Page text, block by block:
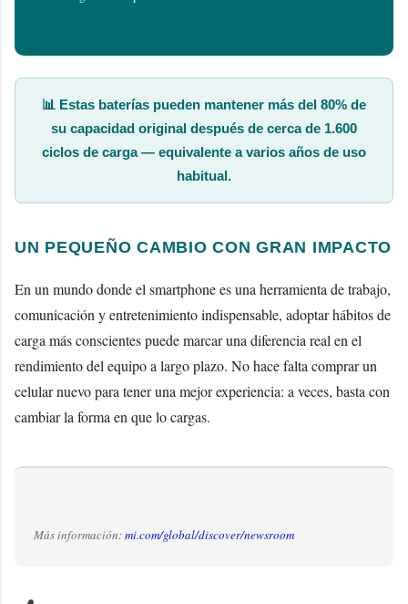
📊 Estas baterías pueden mantener más del 80% de
su capacidad original después de cerca de 1.600
ciclos de carga— equivalente a varios años de uso
habitual.
UN PEQUEÑO CAMBIO CON GRAN IMPACTO
En un mundo donde el smartphone es una herramienta de trabajo,
comunicación y entretenimiento indispensable, adoptar hábitos de
carga más conscientes puede marcar una diferencia real en el
rendimiento del equipo a largo plazo. No hace falta comprar un
celular nuevo para tener una mejor experiencia: a veces, basta con
cambiar la forma en que lo cargas.
Más información:mi.com/global/discover/newsroom